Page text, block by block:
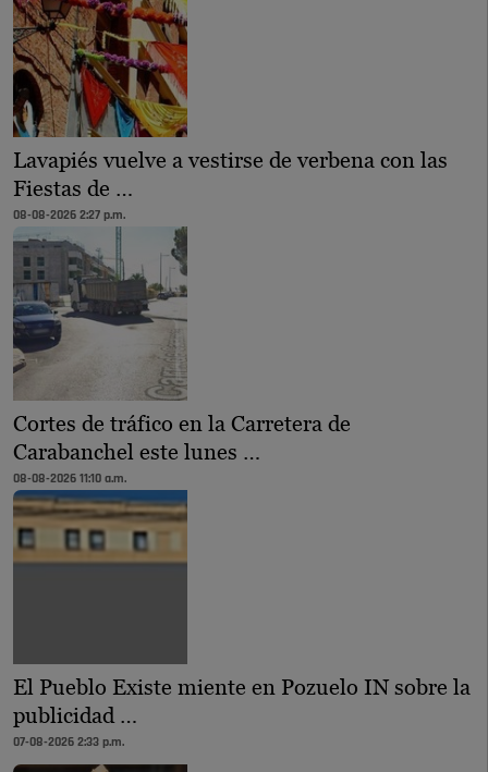
Lavapiés vuelve a vestirse de verbena con las
Fiestas de …
08-08-2026 2:27 p.m.
Cortes de tráfico en la Carretera de
Carabanchel este lunes …
08-08-2026 11:10 a.m.
El Pueblo Existe miente en Pozuelo IN sobre la
publicidad …
07-08-2026 2:33 p.m.